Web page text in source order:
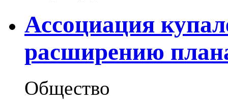
Ассоциация
расширению
Общество